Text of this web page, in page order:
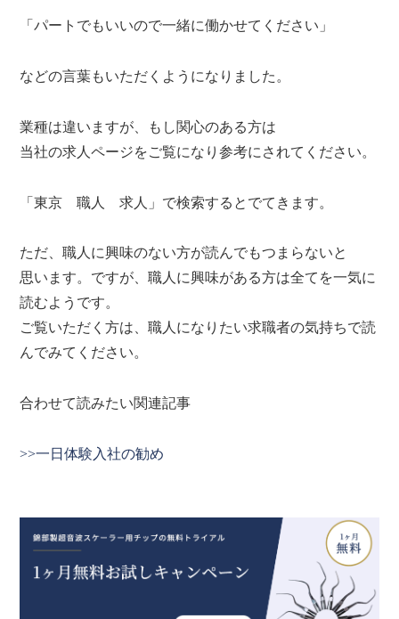
「パートでもいいので一緒に働かせてください」
などの言葉もいただくようになりました。
業種は違いますが、もし関心のある方は
当社の求人ページをご覧になり参考にされてください。
「東京 職人 求人」で検索するとでてきます。
ただ、職人に興味のない方が読んでもつまらないと
思います。ですが、職人に興味がある方は全てを一気に
読むようです。
ご覧いただく方は、職人になりたい求職者の気持ちで読
んでみてください。
合わせて読みたい関連記事
>>一日体験入社の勧め